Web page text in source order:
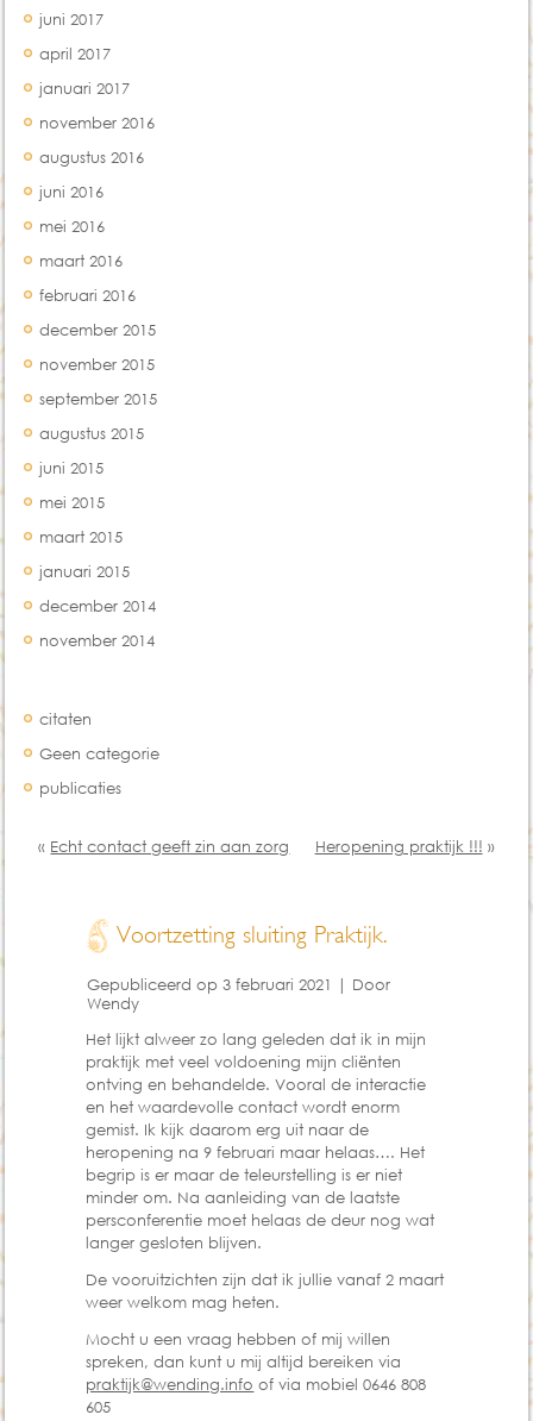
juni 2017
april 2017
januari 2017
november 2016
augustus 2016
juni 2016
mei 2016
maart 2016
februari 2016
december 2015
november 2015
september 2015
augustus 2015
juni 2015
mei 2015
maart 2015
januari 2015
december 2014
november 2014
citaten
Geen categorie
publicaties
« Echt contact geeft zin aan zorg Heropening praktijk !!! »
Voortzetting sluiting Praktijk.
Gepubliceerd op3 februari 2021 | Door
Wendy
Het lijkt alweer zo lang geleden dat ik in mijn
praktijk met veel voldoening mijn cliënten
ontving en behandelde. Vooral de interactie
en het waardevolle contact wordt enorm
gemist. Ik kijk daarom erg uit naar de
heropening na 9 februari maar helaas…. Het
begrip is er maar de teleurstelling is er niet
minder om. Na aanleiding van de laatste
persconferentie moet helaas de deur nog wat
langer gesloten blijven.
De vooruitzichten zijn dat ik jullie vanaf 2 maart
weer welkom mag heten.
Mocht u een vraag hebben of mij willen
spreken, dan kunt u mij altijd bereiken via
praktijk@wending.info of via mobiel 0646 808
605